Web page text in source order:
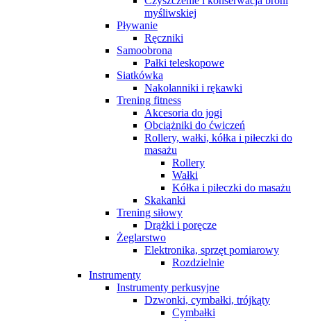
myśliwskiej
Pływanie
Ręczniki
Samoobrona
Pałki teleskopowe
Siatkówka
Nakolanniki i rękawki
Trening fitness
Akcesoria do jogi
Obciążniki do ćwiczeń
Rollery, wałki, kółka i piłeczki do
masażu
Rollery
Wałki
Kółka i piłeczki do masażu
Skakanki
Trening siłowy
Drążki i poręcze
Żeglarstwo
Elektronika, sprzęt pomiarowy
Rozdzielnie
Instrumenty
Instrumenty perkusyjne
Dzwonki, cymbałki, trójkąty
Cymbałki